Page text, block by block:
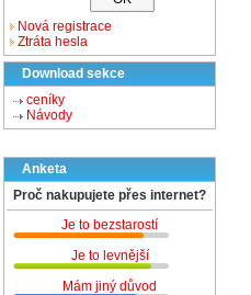
Nová registrace
Ztráta hesla
Download sekce
ceníky
Návody
Anketa
Proč nakupujete přes internet?
Je to bezstarostí
Je to levnější
Mám jiný důvod